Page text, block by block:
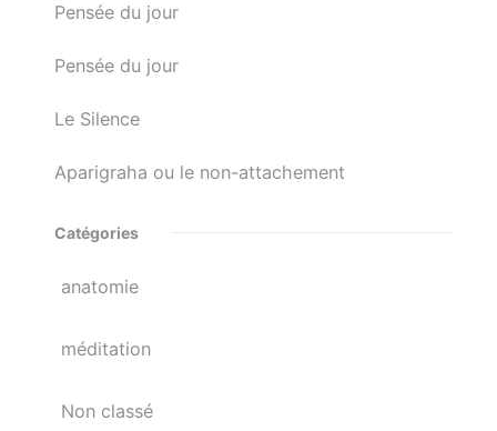
Pensée du jour
Pensée du jour
Le Silence
Aparigraha ou le non-attachement
Catégories
anatomie
méditation
Non classé